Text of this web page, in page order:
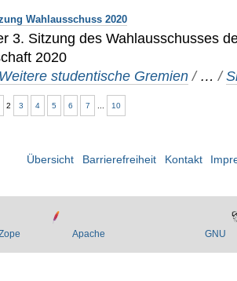
Wahlausschuss 2020
3. Sitzung des Wahlausschusses
2020
Weitere studentische Gremien / …/
2 3 4 5 6 7 10
Übersicht Barrierefreiheit Kontakt
Apache GNU